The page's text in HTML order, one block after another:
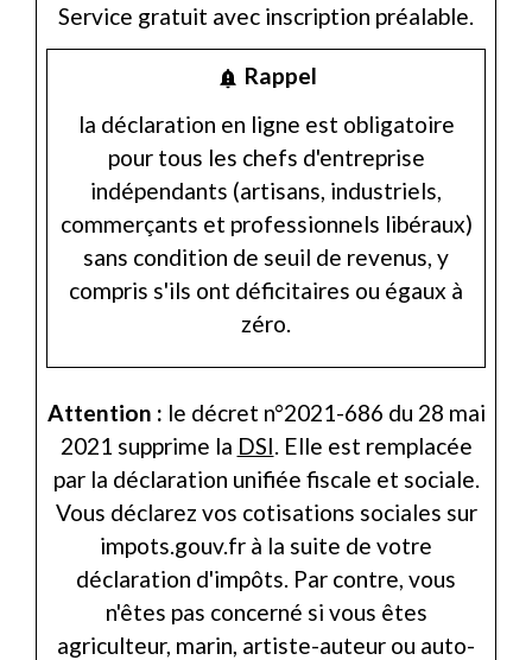
Service gratuit avec inscription préalable.
notification_important Rappel
la déclaration en ligne est obligatoire
pour tous les chefs d'entreprise
indépendants (artisans, industriels,
commerçants et professionnels libéraux)
sans condition de seuil de revenus, y
compris s'ils ont déficitaires ou égaux à
zéro.
Attention : le décret n°2021-686 du 28 mai
2021 supprime la DSI. Elle est remplacée
par la déclaration unifiée fiscale et sociale.
Vous déclarez vos cotisations sociales sur
impots.gouv.fr à la suite de votre
déclaration d'impôts. Par contre, vous
n'êtes pas concerné si vous êtes
agriculteur, marin, artiste-auteur ou auto-